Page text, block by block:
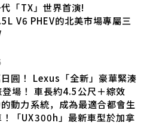
「TX」世界首演!
V6 PHEV的北美市場專屬三
圓！ Lexus「全新」豪華緊湊
場！ 車長約4.5公尺＋綜效
動力系統，成為最適合都會生
！「UX300h」最新車型於加拿